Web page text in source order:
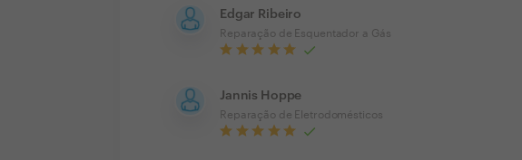
Edgar Ribeiro
Reparação de Esquentador a Gás
Jannis Hoppe
Reparação de Eletrodomésticos